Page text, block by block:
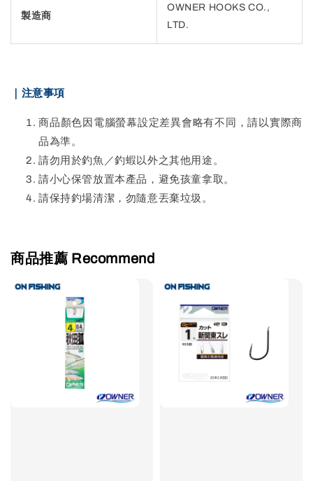
製造商
OWNER HOOKS CO.,
LTD.
｜注意事項
商品顏色因電腦螢幕設定差異會略有不同，請以實際商
品為準。
請勿用於釣魚／釣蝦以外之其他用途。
請小心保管放置本產品，避免孩童拿取。
請保持釣場清潔，勿隨意丟棄垃圾。
商品推薦 Recommend